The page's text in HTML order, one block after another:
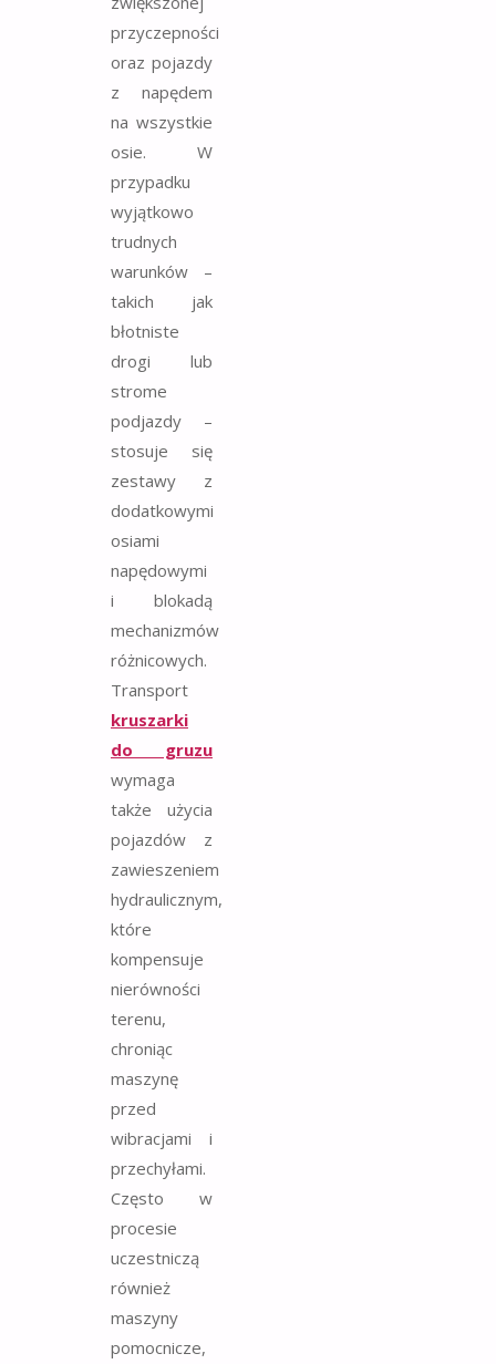
przyczepności
oraz pojazdy
z napędem
na wszystkie
osie. W
przypadku
wyjątkowo
trudnych
warunków –
takich jak
błotniste
drogi lub
strome
podjazdy –
stosuje się
zestawy z
dodatkowymi
osiami
napędowymi
i blokadą
mechanizmów
różnicowych.
Transport
kruszarki
do gruzu
wymaga
także użycia
pojazdów z
zawieszeniem
hydraulicznym,
które
kompensuje
nierówności
terenu,
chroniąc
maszynę
przed
wibracjami i
przechyłami.
Często w
procesie
uczestniczą
również
maszyny
pomocnicze,